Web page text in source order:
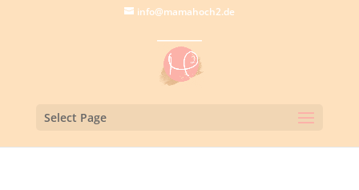
info@mamahoch2.de
Select Page